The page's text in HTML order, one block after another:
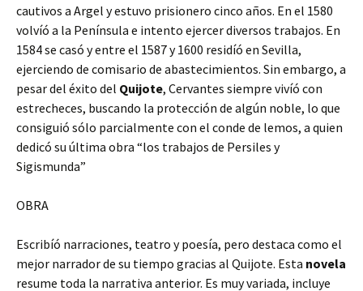
cautivos a Argel y estuvo prisionero cinco años. En el 1580
volvíó a la Península e intento ejercer diversos trabajos. En
1584 se casó y entre el 1587 y 1600 residíó en Sevilla,
ejerciendo de comisario de abastecimientos. Sin embargo, a
pesar del éxito del Quijote, Cervantes siempre vivíó con
estrecheces, buscando la protección de algún noble, lo que
consiguió sólo parcialmente con el conde de lemos, a quien
dedicó su última obra “los trabajos de Persiles y
Sigismunda”
OBRA
Escribíó narraciones, teatro y poesía, pero destaca como el
mejor narrador de su tiempo gracias al Quijote. Esta novela
resume toda la narrativa anterior. Es muy variada, incluye